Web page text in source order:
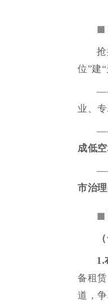
抢
位”建
业、
成低
市治理
1.
备租
道，